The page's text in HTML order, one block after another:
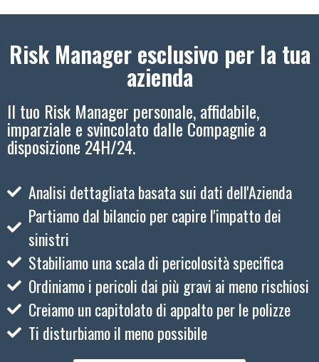
Risk Manager esclusivo per la tua
azienda
Il tuo Risk Manager personale, affidabile,
imparziale e svincolato dalle Compagnie a
disposizione 24H/24.
Analisi dettagliata basata sui dati dell'Azienda
Partiamo dal bilancio per capire l'impatto dei
sinistri
Stabiliamo una scala di pericolosità specifica
Ordiniamo i pericoli dai più gravi ai meno rischiosi
Creiamo un capitolato di appalto per le polizze
Ti disturbiamo il meno possibile